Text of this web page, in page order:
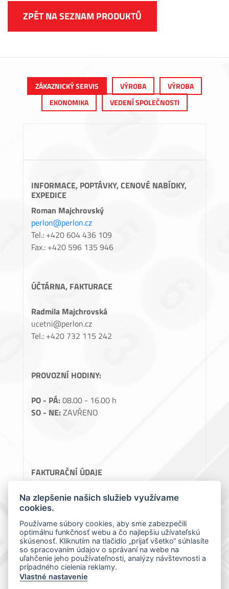
ZPĚT NA SEZNAM PRODUKTŮ
ZÁKAZNICKÝ SERVIS VÝROBA
VÝROBA
EKONOMIKA
VEDENÍ SPOLEČNOSTI
INFORMACE, POPTÁVKY, CENOVÉ NABÍDKY,
EXPEDICE
Roman Majchrovský
perlon@perlon.cz
Tel.: +420 604 436 109
Fax.: +420 596 135 946
ÚČTÁRNA, FAKTURACE
Radmila Majchrovská
ucetni@perlon.cz
Tel.: +420 732 115 242
PROVOZNÍ HODINY:
PO - PÁ:08.00 - 16.00 h
SO - NE:ZAVŘENO
FAKTURAČNÍ ÚDAJE
Perlon, spol. s.r.o.
Teslova 1129/2B, 70200 Ostrava
IČ: 64086119
DIČ: CZ64086119
Na zlepšenie našich služieb využívame
cookies.
Používame súbory cookies, aby sme zabezpečili
optimálnu funkčnosť webu a čo najlepšiu užívateľskú
skúsenosť. Kliknutím na tlačidlo „prijať všetko“ súhlasíte
so spracovaním údajov o správaní na webe na
uľahčenie jeho používateľnosti, analýzy návštevnosti a
prípadného cielenia reklamy.
Vlastné nastavenie